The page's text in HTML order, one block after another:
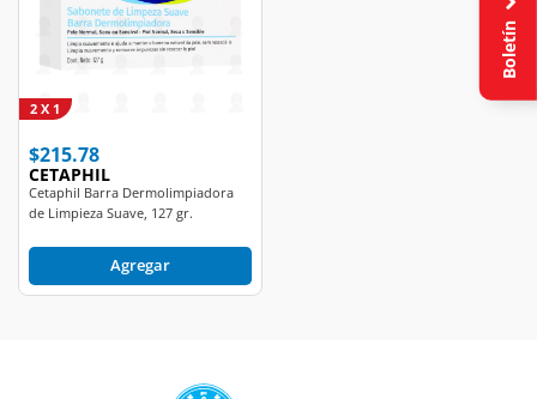
$215.78
CETAPHIL
Cetaphil Barra Dermolimpiadora
de Limpieza Suave, 127 gr.
2 X 1
Agregar
Boletín